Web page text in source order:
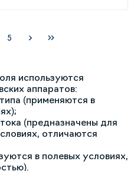
5
используются
аппаратов:
(применяются в
(предназначены для
отличаются
в полевых условиях,